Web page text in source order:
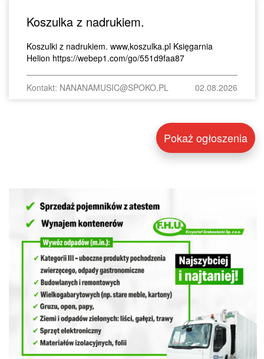
Koszulka z nadrukiem.
Koszulki z nadrukiem. www,koszulka.pl Księgarnia
Helion https://webep1.com/go/551d9faa87
Kontakt: NANANAMUSIC@SPOKO.PL 02.08.2026
Pokaż ogłoszenia